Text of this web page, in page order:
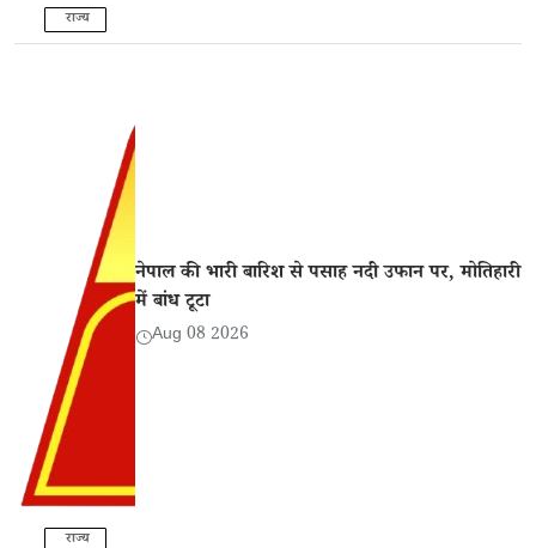
राज्य
राज्य
नेपाल की भारी बारिश से पसाह नदी उफान पर, मोतिहारी
में बांध टूटा
Aug 08 2026